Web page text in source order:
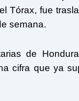
Tórax, fue
semana.
de
cifra que ya